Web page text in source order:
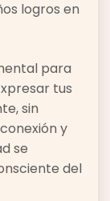
logros en
para
tus
sin
y
se
del